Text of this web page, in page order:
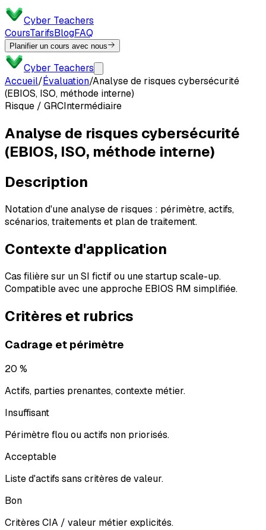
Cyber Teachers
CoursTarifsBlogFAQ
Planifier un cours avec nous
Cyber Teachers
Accueil/Évaluation/Analyse de risques cybersécurité
(EBIOS, ISO, méthode interne)
Risque / GRCIntermédiaire
Analyse de risques cybersécurité
(EBIOS, ISO, méthode interne)
Description
Notation d'une analyse de risques : périmètre, actifs,
scénarios, traitements et plan de traitement.
Contexte d'application
Cas filière sur un SI fictif ou une startup scale-up.
Compatible avec une approche EBIOS RM simplifiée.
Critères et rubrics
Cadrage et périmètre
20 %
Actifs, parties prenantes, contexte métier.
Insuffisant
Périmètre flou ou actifs non priorisés.
Acceptable
Liste d'actifs sans critères de valeur.
Bon
Critères CIA / valeur métier explicités.